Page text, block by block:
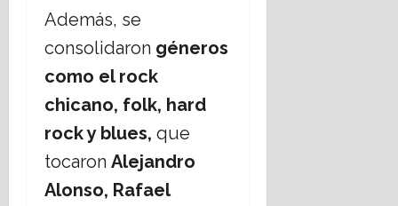
Además, se
consolidaron géneros
como el rock
chicano, folk, hard
rock y blues, que
tocaron Alejandro
Alonso, Rafael